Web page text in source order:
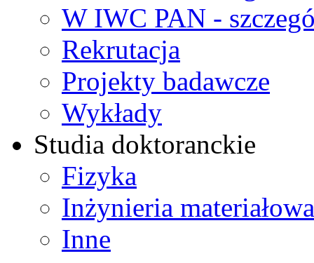
W IWC PAN -
Rekrutacja
Projekty badawcze
Wykłady
Studia doktoranckie
Fizyka
Inżynieria materiałowa
Inne